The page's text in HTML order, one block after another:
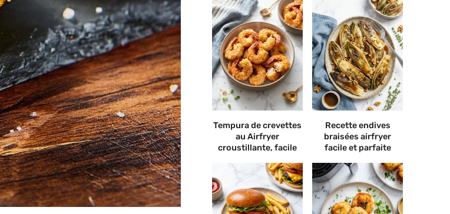
Tempura de crevettes
au Airfryer
croustillante, facile
Recette endives
braisées airfryer
facile et parfaite